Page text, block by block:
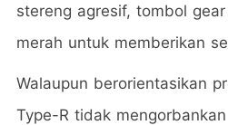
stereng agresif, tombol
merah untuk memberikan
Walaupun berorientasikan
Type-R tidak